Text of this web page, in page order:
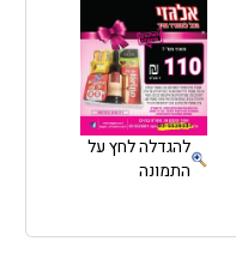
להגדלה לחץ על
התמונה